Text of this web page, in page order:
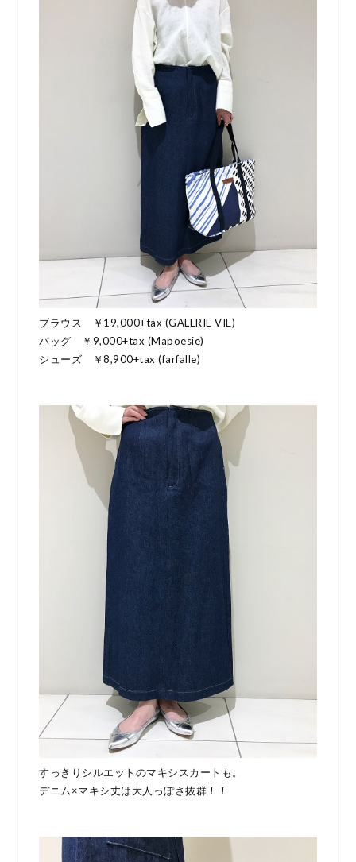
ブラウス ￥19,000+tax (GALERIE VIE)
バッグ ￥9,000+tax (Mapoesie)
シューズ ￥8,900+tax (farfalle)
すっきりシルエットのマキシスカートも。
デニム×マキシ丈は大人っぽさ抜群！！